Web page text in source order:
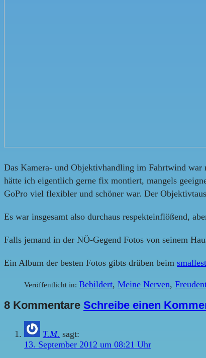
Das Kamera- und Objektivhandling im Fahrtwind
hätte ich eigentlich gerne fix montiert, mangels
GoPro viel flexibler und schöner war. Der
Es war insgesamt also durchaus respekteinflößend,
Falls jemand in der NÖ-Gegend Fotos von seinem
Ein Album der besten Fotos gibts drüben beim
Veröffentlicht in: Bebildert, Meine Nerven,
8 Kommentare Schreibe einen
T.M. sagt:
13. September 2012 um 08:21 Uhr